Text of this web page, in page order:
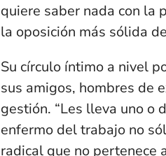
quiere saber nada con la
la oposición más sólida
Su círculo íntimo a nivel
sus amigos, hombres de
gestión. “Les lleva uno o
enfermo del trabajo no
radical que no pertenece